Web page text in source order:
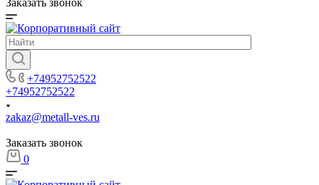
Заказать звонок
+74952752522
+74952752522
zakaz@metall-ves.ru
Заказать звонок
0